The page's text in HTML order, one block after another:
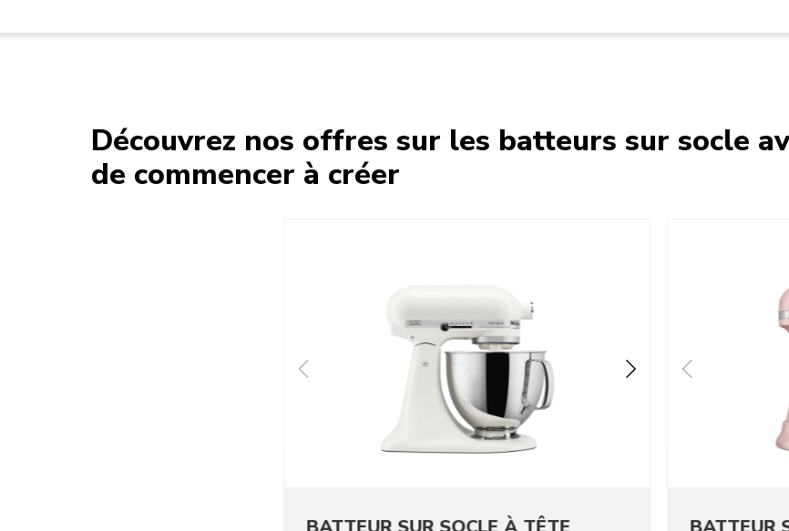
Découvrez nos offres sur les batteurs sur socle
de commencer à créer